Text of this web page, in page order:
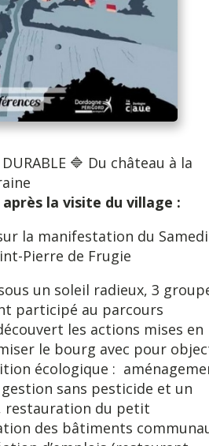
🔷 Du château à la
après la visite du village :
la manifestation du Samedi
Pierre de Frugie
un soleil radieux, 3
participé au parcours
les actions mises en
le bourg avec pour
écologique :
sans pesticide et un
restauration du petit
des bâtiments